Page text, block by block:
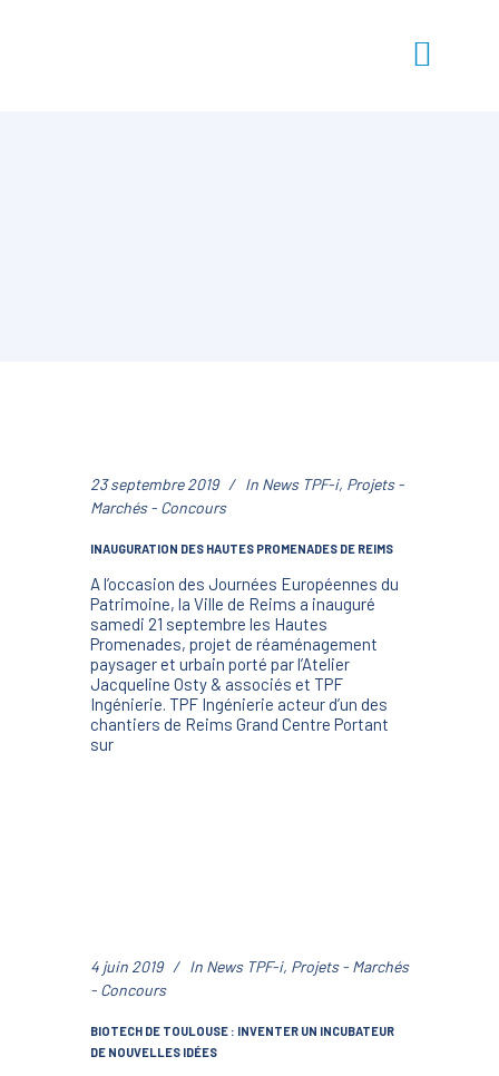
23 septembre 2019 In News TPF-i, Projets -
Marchés - Concours
INAUGURATION DES HAUTES PROMENADES DE REIMS
A l’occasion des Journées Européennes du
Patrimoine, la Ville de Reims a inauguré
samedi 21 septembre les Hautes
Promenades, projet de réaménagement
paysager et urbain porté par l’Atelier
Jacqueline Osty & associés et TPF
Ingénierie. TPF Ingénierie acteur d’un des
chantiers de Reims Grand Centre Portant
sur
4 juin 2019 In News TPF-i, Projets - Marchés
- Concours
BIOTECH DE TOULOUSE : INVENTER UN INCUBATEUR
DE NOUVELLES IDÉES